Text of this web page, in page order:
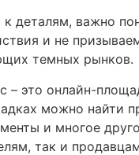
деталям, важно
и не
темных рынков.
– это онлайн-
можно найти
и многое
так и